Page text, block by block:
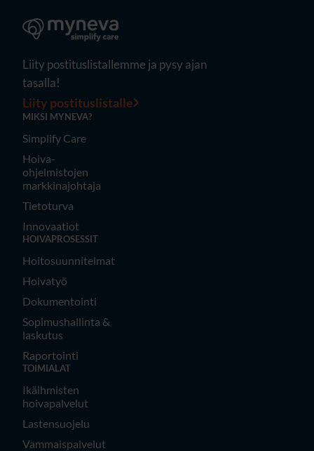
Liity postituslistallemme ja pysy ajan
tasalla!
Liity postituslistalle
MIKSI MYNEVA?
Simplify Care
Hoiva-
ohjelmistojen
markkinajohtaja
Tietoturva
Innovaatiot
HOIVAPROSESSIT
Hoitosuunnitelmat
Hoivatyö
Dokumentointi
Sopimushallinta &
laskutus
Raportointi
TOIMIALAT
Ikäihmisten
hoivapalvelut
Lastensuojelu
Vammaispalvelut